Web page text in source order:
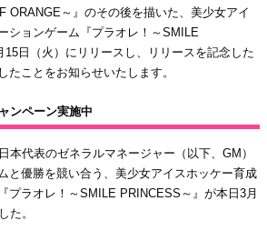
ORANGE～』のその後を描いた、美少女アイ
ションゲーム『プラオレ！～SMILE
15日（火）にリリースし、リリースを記念した
たことをお知らせいたします。
ンペーン実施中
本代表のゼネラルマネージャー（以下、GM）
と優勝を競い合う、美少女アイスホッケー育成
プラオレ！～SMILE PRINCESS～』が本日3月
た。